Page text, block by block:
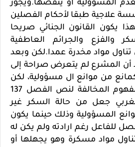
المسؤولية أو ينقصها.ويجوز
علاجية طبقا لأحكام الفصلين
وبهذا يكون القانون الجنائي صريحا
والفزع والجرائم العاطفية
تناول مواد مخدرة عمدا.لكن وبعد
أن المشرع لم يتعرض صراحة إلى
كمانع من موانع ال مسؤولية، لكن
باستعمالنا لقاعدة مفهوم المخالفة لنص الفصل 137
جعل من حالة السكر غير
المسؤولية وذلك حينما يكون
للفاعل رغم ارادته ولم يكن له
مواد مسكرة وهو يجهلها أو